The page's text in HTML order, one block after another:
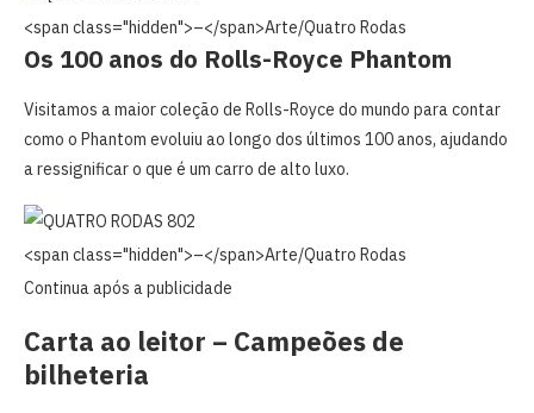
<span class="hidden">–</span>Arte/Quatro Rodas
Os 100 anos do Rolls-Royce Phantom
Visitamos a maior coleção de Rolls-Royce do mundo para contar
como o Phantom evoluiu ao longo dos últimos 100 anos, ajudando
a ressignificar o que é um carro de alto luxo.
<span class="hidden">–</span>Arte/Quatro Rodas
Continua após a publicidade
Carta ao leitor – Campeões de
bilheteria